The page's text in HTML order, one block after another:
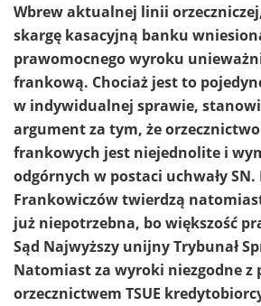
Wbrew aktualnej linii
skargę kasacyjną banku
prawomocnego wyroku
frankową. Chociaż jest to
w indywidualnej sprawie,
argument za tym, że
frankowych jest niejednolite i
odgórnych w postaci uchwały
Frankowiczów twierdzą
już niepotrzebna, bo większość
Sąd Najwyższy unijny Trybunał
Natomiast za wyroki niezgodne z
orzecznictwem TSUE